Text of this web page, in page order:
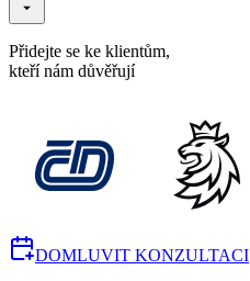
Přidejte se ke klientům,
kteří nám důvěřují
DOMLUVIT KONZULTACI